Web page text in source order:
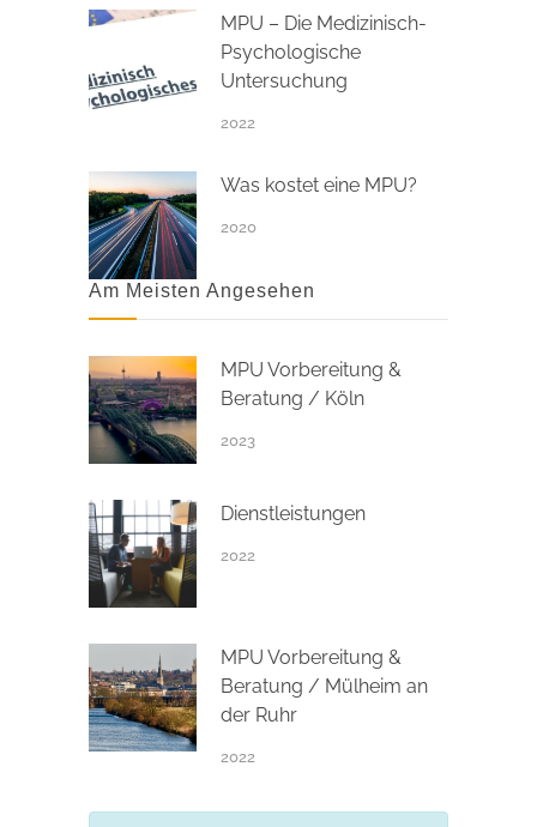
MPU – Die Medizinisch-
Psychologische
Untersuchung
2022
Was kostet eine MPU?
2020
Am Meisten Angesehen
MPU Vorbereitung &
Beratung / Köln
2023
Dienstleistungen
2022
MPU Vorbereitung &
Beratung / Mülheim an
der Ruhr
2022